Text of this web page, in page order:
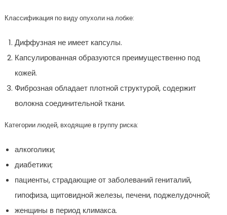
Классификация по виду опухоли на лобке:
Диффузная не имеет капсулы.
Капсулированная образуются преимущественно под
кожей.
Фиброзная обладает плотной структурой, содержит
волокна соединительной ткани.
Категории людей, входящие в группу риска:
алкоголики;
диабетики;
пациенты, страдающие от заболеваний гениталий,
гипофиза, щитовидной железы, печени, поджелудочной;
женщины в период климакса.